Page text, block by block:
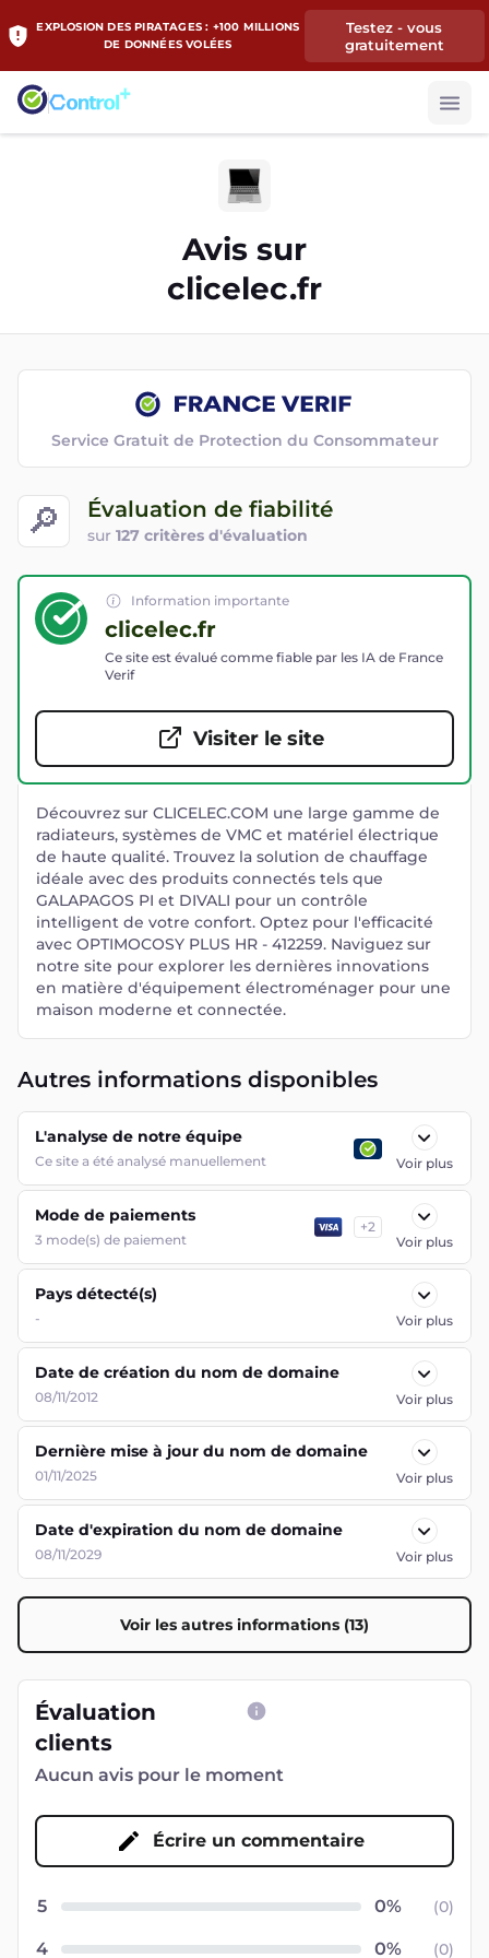
EXPLOSION DES PIRATAGES : +100 MILLIONS
DE DONNÉES VOLÉES
Testez - vous
gratuitement
Avis sur
clicelec.fr
🔎 Évaluation de fiabilité
sur 127 critères d'évaluation
Service Gratuit de Protection du Consommateur
Information importante
clicelec.fr
Ce site est évalué comme fiable par les IA de France
Verif
Visiter le site
Découvrez sur CLICELEC.COM une large gamme de
radiateurs, systèmes de VMC et matériel électrique
de haute qualité. Trouvez la solution de chauffage
idéale avec des produits connectés tels que
GALAPAGOS PI et DIVALI pour un contrôle
intelligent de votre confort. Optez pour l'efficacité
avec OPTIMOCOSY PLUS HR - 412259. Naviguez sur
notre site pour explorer les dernières innovations
en matière d'équipement électroménager pour une
maison moderne et connectée.
Autres informations disponibles
L'analyse de notre équipe
Ce site a été analysé manuellement Voir plus
Mode de paiements
3 mode(s) de paiement
+2
Voir plus
Pays détecté(s)
- Voir plus
Date de création du nom de domaine
08/11/2012 Voir plus
Dernière mise à jour du nom de domaine
01/11/2025 Voir plus
Date d'expiration du nom de domaine
08/11/2029 Voir plus
Voir les autres informations (13)
Évaluation
clients
Aucun avis pour le moment
Écrire un commentaire
5 (0)
4 (0)